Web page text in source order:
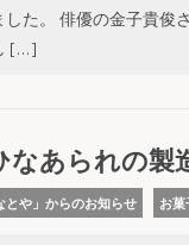
した。 俳優の金子貴俊
[…]
なあられの製
とや」からのお知らせ お菓